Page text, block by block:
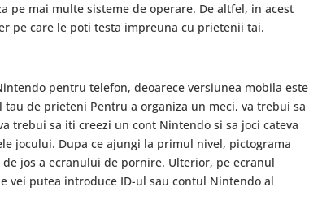
pe mai multe sisteme de operare. De altfel, in acest
pe care le poti testa impreuna cu prietenii tai.
pentru telefon, deoarece versiunea mobila este
de prieteni Pentru a organiza un meci, va trebui sa
trebui sa iti creezi un cont Nintendo si sa joci cateva
jocului. Dupa ce ajungi la primul nivel, pictograma
jos a ecranului de pornire. Ulterior, pe ecranul
vei putea introduce ID-ul sau contul Nintendo al